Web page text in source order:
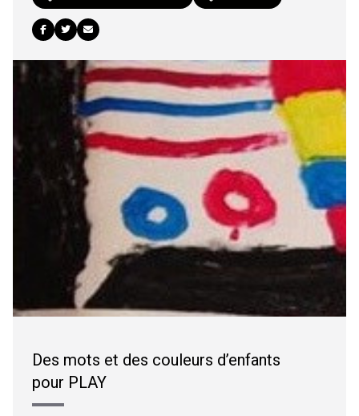
Des mots et des couleurs d’enfants
pour PLAY